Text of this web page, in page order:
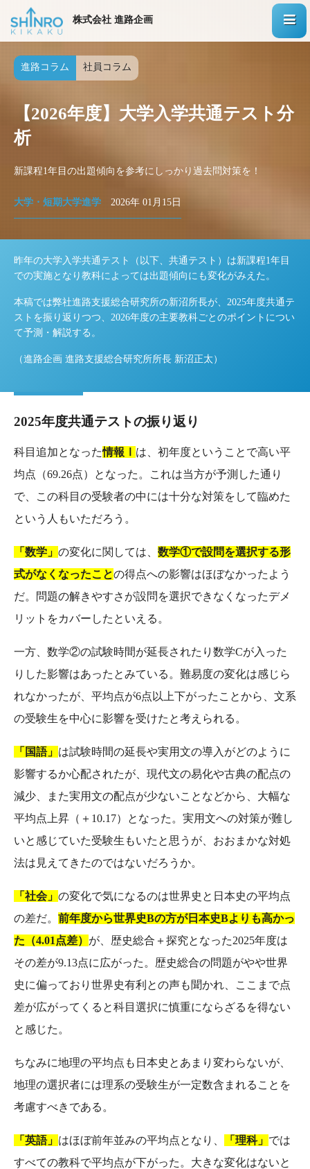
株式会社 進路企画
進路コラム 社員コラム
【2026年度】大学入学共通テスト分
析
新課程1年目の出題傾向を参考にしっかり過去問対策を！
大学・短期大学進学 2026年 01月15日
昨年の大学入学共通テスト（以下、共通テスト）は新課程1年目
での実施となり教科によっては出題傾向にも変化がみえた。
本稿では弊社進路支援総合研究所の新沼所長が、2025年度共通テ
ストを振り返りつつ、2026年度の主要教科ごとのポイントについ
て予測・解説する。
（進路企画 進路支援総合研究所所長 新沼正太）
2025年度共通テストの振り返り
科目追加となった情報Ⅰ は、初年度ということで高い平
均点（69.26点）となった。これは当方が予測した通り
で、この科目の受験者の中には十分な対策をして臨めた
という人もいただろう。
「数学」 の変化に関しては、 数学①で設問を選択する形
式がなくなったことの得点への影響はほぼなかったよう
だ。問題の解きやすさが設問を選択できなくなったデメ
リットをカバーしたといえる。
一方、数学②の試験時間が延長されたり数学Cが入った
りした影響はあったとみている。難易度の変化は感じら
れなかったが、平均点が6点以上下がったことから、文系
の受験生を中心に影響を受けたと考えられる。
「国語」 は試験時間の延長や実用文の導入がどのように
影響するか心配されたが、現代文の易化や古典の配点の
減少、また実用文の配点が少ないことなどから、大幅な
平均点上昇（＋10.17）となった。実用文への対策が難し
いと感じていた受験生もいたと思うが、おおまかな対処
法は見えてきたのではないだろうか。
「社会」 の変化で気になるのは世界史と日本史の平均点
の差だ。 前年度から世界史Bの方が日本史Bよりも高かっ
た（4.01点差） が、歴史総合＋探究となった2025年度は
その差が9.13点に広がった。歴史総合の問題がやや世界
史に偏っており世界史有利との声も聞かれ、ここまで点
差が広がってくると科目選択に慎重にならざるを得ない
と感じた。
ちなみに地理の平均点も日本史とあまり変わらないが、
地理の選択者には理系の受験生が一定数含まれることを
考慮すべきである。
「英語」 はほぼ前年並みの平均点となり、 「理科」 では
すべての教科で平均点が下がった。大きな変化はないと